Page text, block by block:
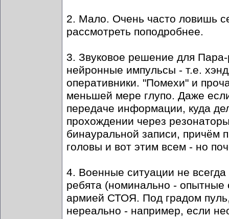
2. Мало. Очень часто ловишь
рассмотреть поподробнее.
3. Звуковое решение для
нейронные импульсы - т.е.
оперативники. "Помехи" и
меньшей мере глупо. Даже
передаче информации, куда
прохождении через
бинауральной записи, причём
головы и вот этим всем - но
4. Военные ситуации не
ребята (номинально -
армией СТОЯ. Под градом
нереально - например, если